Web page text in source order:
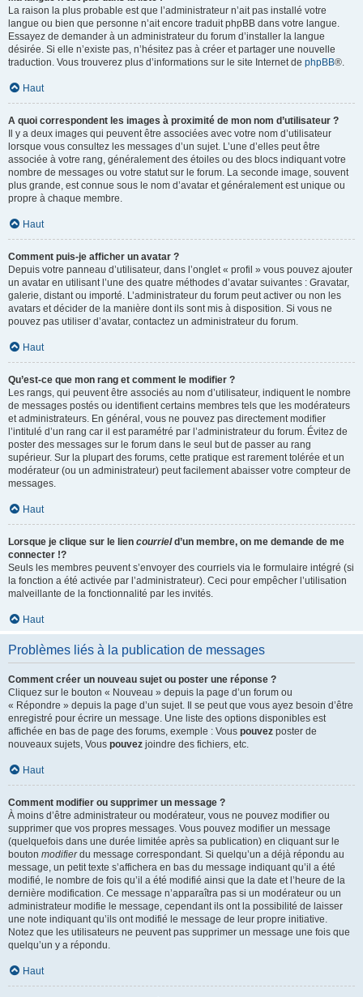
La raison la plus probable est que l’administrateur n’ait pas installé votre
langue ou bien que personne n’ait encore traduit phpBB dans votre langue.
Essayez de demander à un administrateur du forum d’installer la langue
désirée. Si elle n’existe pas, n’hésitez pas à créer et partager une nouvelle
traduction. Vous trouverez plus d’informations sur le site Internet de phpBB®.
Haut
A quoi correspondent les images à proximité de mon nom d’utilisateur ?
Il y a deux images qui peuvent être associées avec votre nom d’utilisateur
lorsque vous consultez les messages d’un sujet. L’une d’elles peut être
associée à votre rang, généralement des étoiles ou des blocs indiquant votre
nombre de messages ou votre statut sur le forum. La seconde image, souvent
plus grande, est connue sous le nom d’avatar et généralement est unique ou
propre à chaque membre.
Haut
Comment puis-je afficher un avatar ?
Depuis votre panneau d’utilisateur, dans l’onglet « profil » vous pouvez ajouter
un avatar en utilisant l’une des quatre méthodes d’avatar suivantes : Gravatar,
galerie, distant ou importé. L’administrateur du forum peut activer ou non les
avatars et décider de la manière dont ils sont mis à disposition. Si vous ne
pouvez pas utiliser d’avatar, contactez un administrateur du forum.
Haut
Qu’est-ce que mon rang et comment le modifier ?
Les rangs, qui peuvent être associés au nom d’utilisateur, indiquent le nombre
de messages postés ou identifient certains membres tels que les modérateurs
et administrateurs. En général, vous ne pouvez pas directement modifier
l’intitulé d’un rang car il est paramétré par l’administrateur du forum. Évitez de
poster des messages sur le forum dans le seul but de passer au rang
supérieur. Sur la plupart des forums, cette pratique est rarement tolérée et un
modérateur (ou un administrateur) peut facilement abaisser votre compteur de
messages.
Haut
Lorsque je clique sur le lien courrield’un membre, on me demande de me
connecter !?
Seuls les membres peuvent s’envoyer des courriels via le formulaire intégré (si
la fonction a été activée par l’administrateur). Ceci pour empêcher l’utilisation
malveillante de la fonctionnalité par les invités.
Haut
Problèmes liés à la publication de messages
Comment créer un nouveau sujet ou poster une réponse ?
Cliquez sur le bouton « Nouveau » depuis la page d’un forum ou
« Répondre » depuis la page d’un sujet. Il se peut que vous ayez besoin d’être
enregistré pour écrire un message. Une liste des options disponibles est
affichée en bas de page des forums, exemple : Vous pouvez poster de
nouveaux sujets, Vous pouvez joindre des fichiers, etc.
Haut
Comment modifier ou supprimer un message ?
À moins d’être administrateur ou modérateur, vous ne pouvez modifier ou
supprimer que vos propres messages. Vous pouvez modifier un message
(quelquefois dans une durée limitée après sa publication) en cliquant sur le
bouton modifierdu message correspondant. Si quelqu’un a déjà répondu au
message, un petit texte s’affichera en bas du message indiquant qu’il a été
modifié, le nombre de fois qu’il a été modifié ainsi que la date et l’heure de la
dernière modification. Ce message n’apparaîtra pas si un modérateur ou un
administrateur modifie le message, cependant ils ont la possibilité de laisser
une note indiquant qu’ils ont modifié le message de leur propre initiative.
Notez que les utilisateurs ne peuvent pas supprimer un message une fois que
quelqu’un y a répondu.
Haut